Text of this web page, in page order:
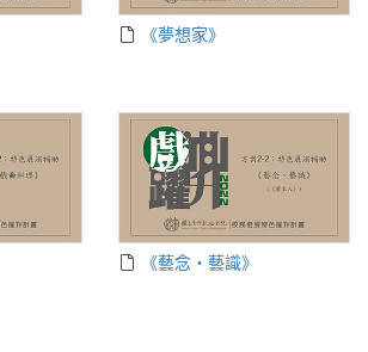
《夢想家》
《藝念‧藝識》